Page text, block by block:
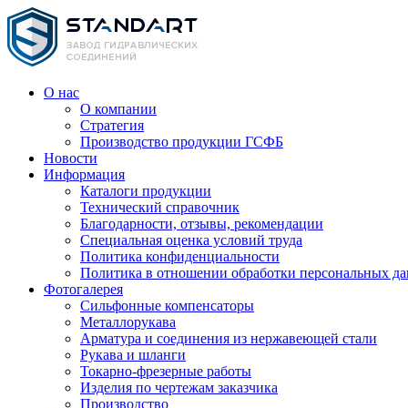
О нас
О компании
Стратегия
Производство продукции ГСФБ
Новости
Информация
Каталоги продукции
Технический справочник
Благодарности, отзывы, рекомендации
Специальная оценка условий труда
Политика конфиденциальности
Политика в отношении обработки персональных
Фотогалерея
Сильфонные компенсаторы
Металлорукава
Арматура и соединения из нержавеющей стали
Рукава и шланги
Токарно-фрезерные работы
Изделия по чертежам заказчика
Производство